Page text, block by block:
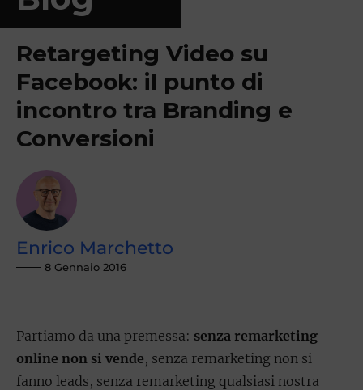
Retargeting Video su
Facebook: il punto di
incontro tra Branding e
Conversioni
Enrico Marchetto
8 Gennaio 2016
Partiamo da una premessa: senza remarketing
online non si vende, senza remarketing non si
fanno leads, senza remarketing qualsiasi nostra